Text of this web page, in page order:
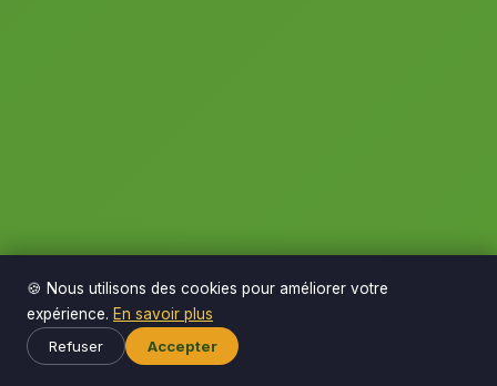
🍪 Nous utilisons des cookies pour améliorer votre
expérience. En savoir plus
Refuser
Accepter